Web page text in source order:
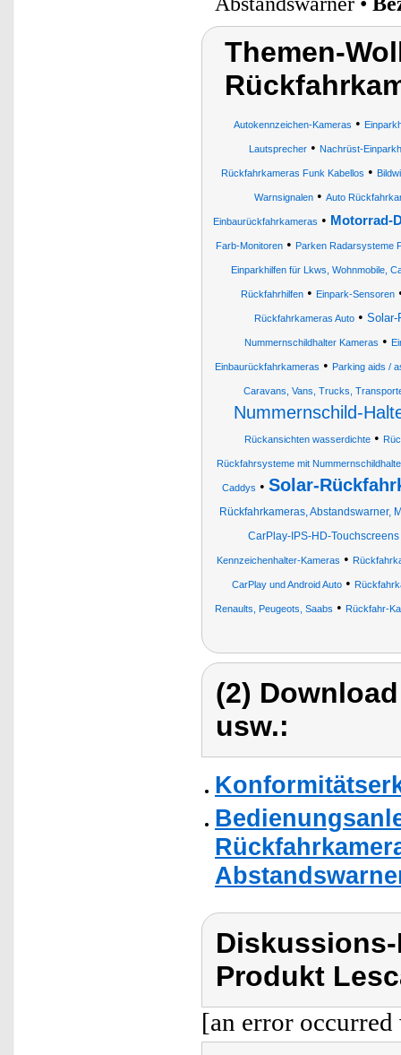
Themen-
Autokennzeichen-Kameras •
Lautsprecher• Nachrüst-
Rückfahrkameras Funk Kabellos •
Warnsignalen• Auto
Einbaurückfahrkameras • Motorrad-
Farb-Monitoren• Parken Radarsysteme
Einparkhilfen für Lkws, Wohnmobile,
Rückfahrhilfen• Einpark-Sensoren
Rückfahrkameras Auto • Solar-
Nummernschildhalter Kameras •
Einbaurückfahrkameras • Parking aids /
Caravans, Vans, Trucks,
Nummernschild-
Rückansichten wasserdichte•
Rückfahrsysteme mit
Caddys • Solar-
Rückfahrkameras, Abstandswarner,
CarPlay-IPS-HD-
Kennzeichenhalter-Kameras •
CarPlay und Android Auto •
Renaults, Peugeots, Saabs • Rückfahr-
(2)
usw.:
Produkt
[an error